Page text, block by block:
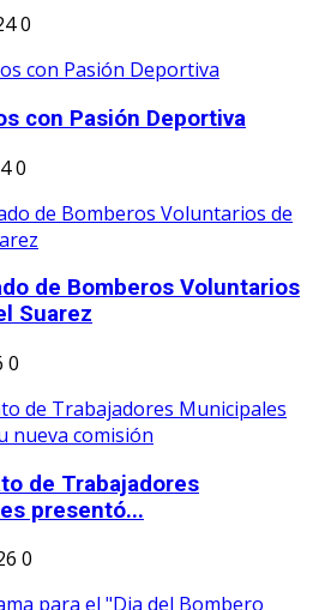
0
con Pasión Deportiva
0
de Bomberos Voluntarios
Suarez
0
de Trabajadores
presentó...
0